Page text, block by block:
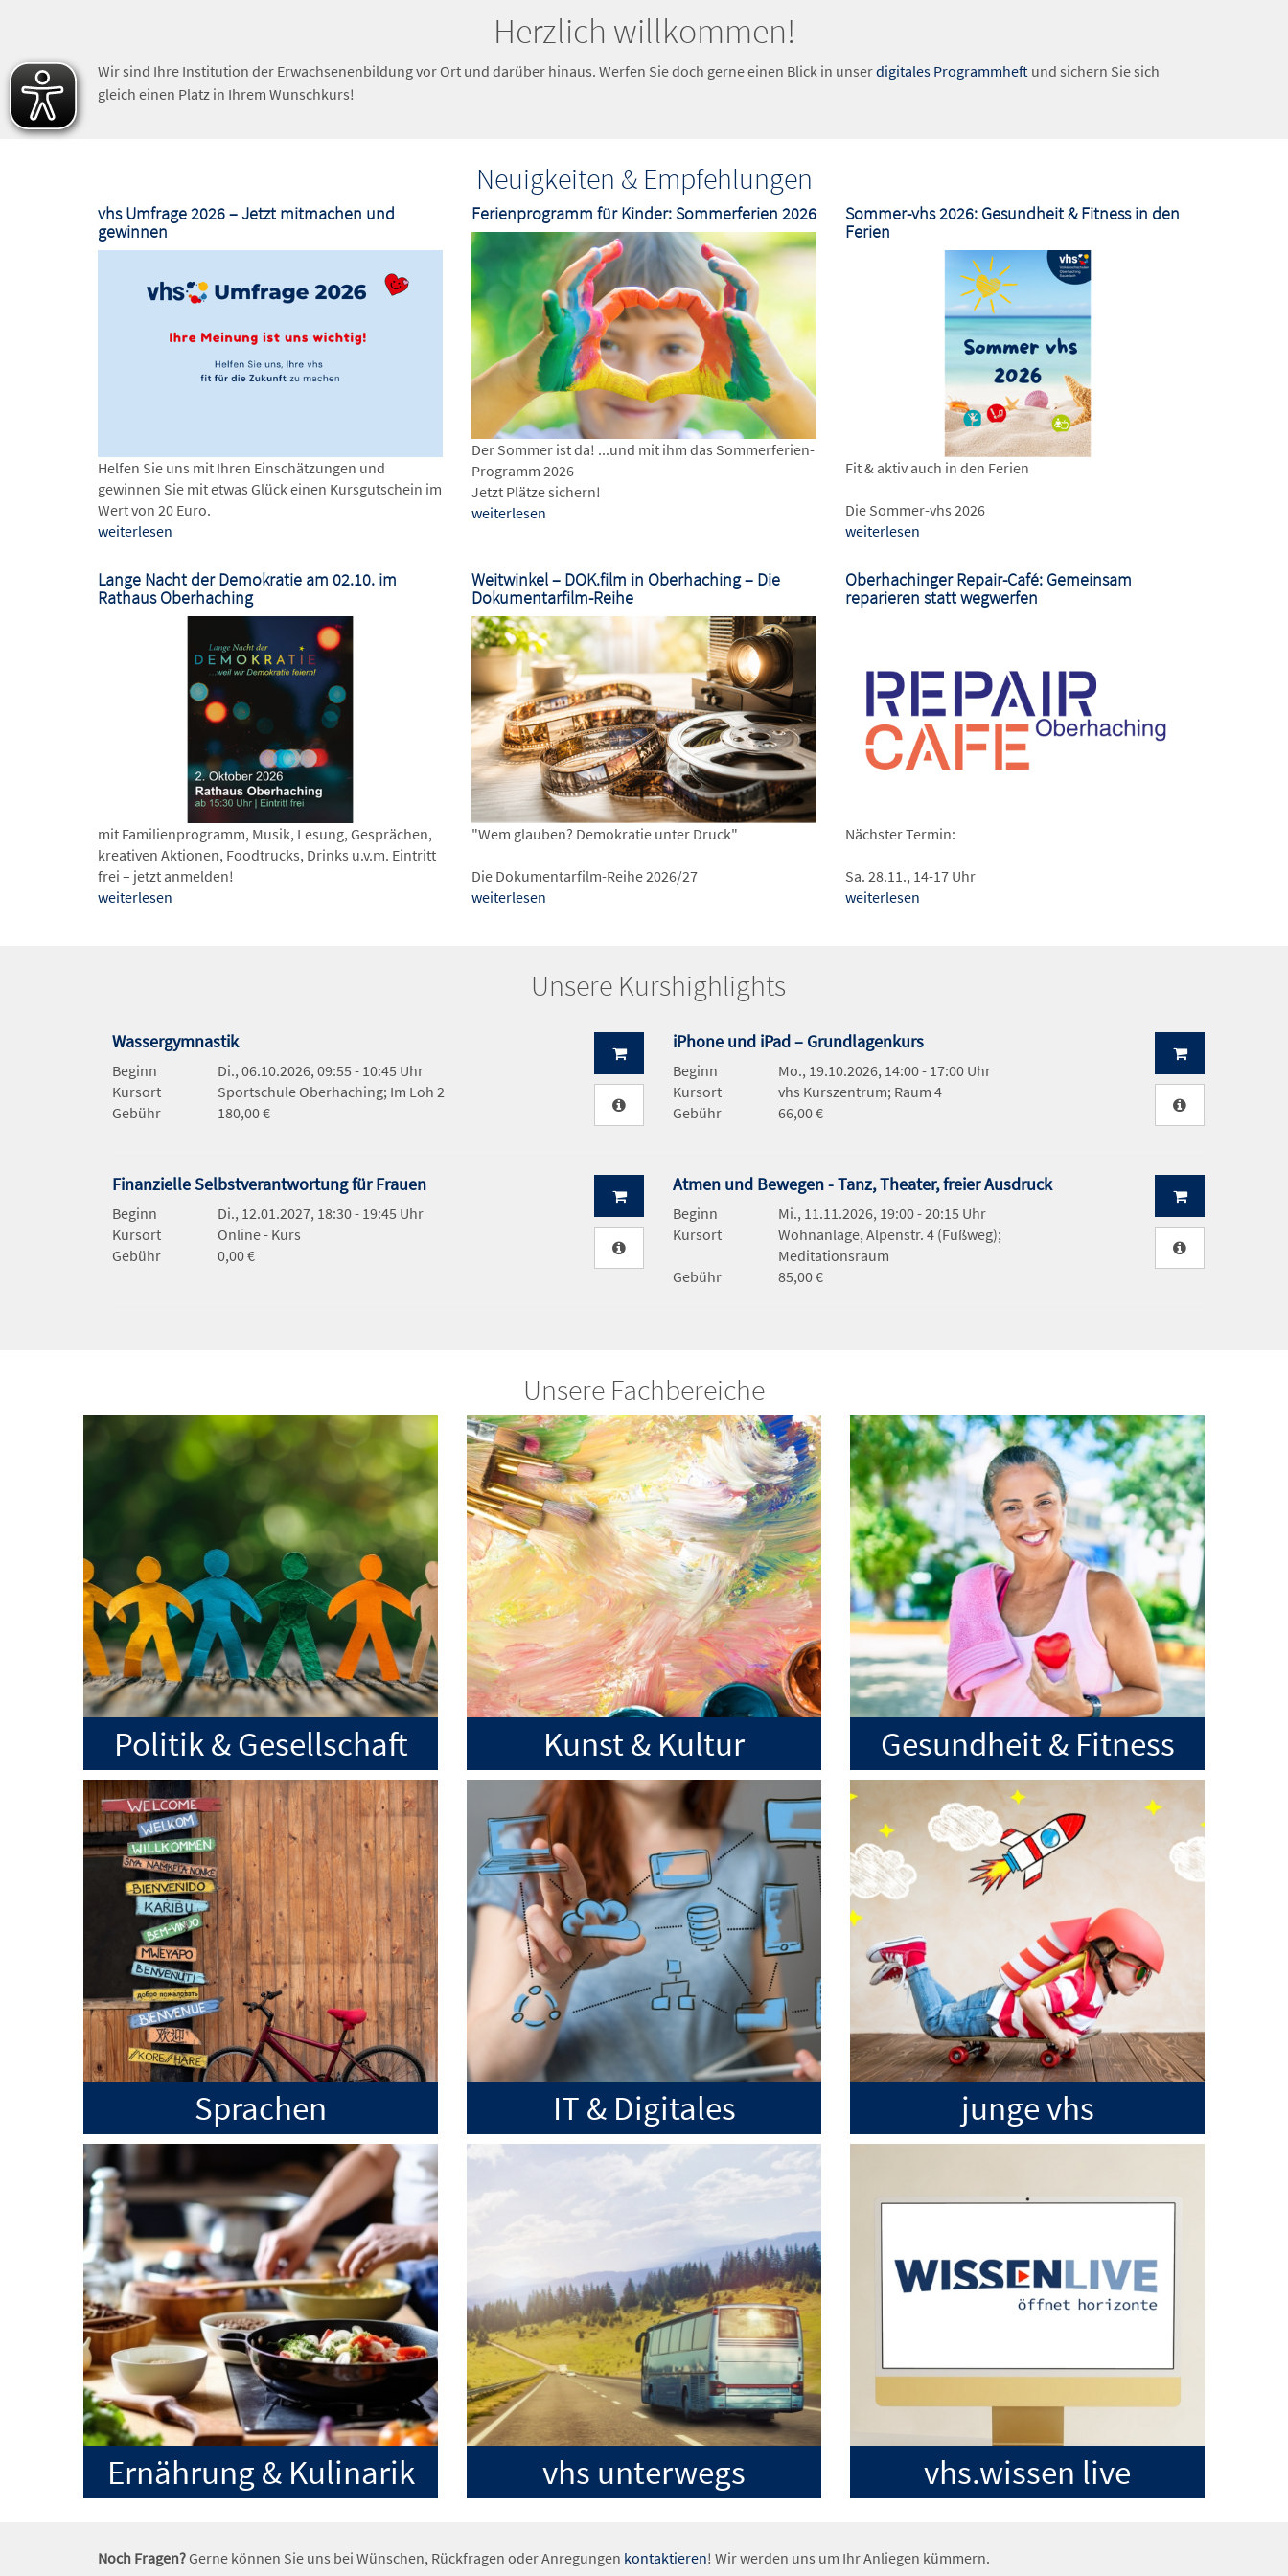
Herzlich willkommen!
Wir sind Ihre Institution der Erwachsenenbildung vor Ort und darüber hinaus. Werfen Sie doch gerne einen Blick in unserdigitales Programmheft und sichern Sie sich
gleich einen Platz in Ihrem Wunschkurs!
Neuigkeiten & Empfehlungen
vhs Umfrage 2026 – Jetzt mitmachen und
gewinnen
Helfen Sie uns mit Ihren Einschätzungen und
gewinnen Sie mit etwas Glück einen Kursgutschein im
Wert von 20 Euro.
weiterlesen
Ferienprogramm für Kinder: Sommerferien 2026
Der Sommer ist da! ...und mit ihm das Sommerferien-
Programm 2026
Jetzt Plätze sichern!
weiterlesen
Sommer-vhs 2026: Gesundheit & Fitness in den
Ferien
Fit & aktiv auch in den Ferien
Die Sommer-vhs 2026
weiterlesen
Lange Nacht der Demokratie am 02.10. im
Rathaus Oberhaching
mit Familienprogramm, Musik, Lesung, Gesprächen,
kreativen Aktionen, Foodtrucks, Drinks u.v.m. Eintritt
frei – jetzt anmelden!
weiterlesen
Weitwinkel – DOK.film in Oberhaching – Die
Dokumentarfilm-Reihe
"Wem glauben? Demokratie unter Druck"
Die Dokumentarfilm-Reihe 2026/27
weiterlesen
Oberhachinger Repair-Café: Gemeinsam
reparieren statt wegwerfen
Nächster Termin:
Sa. 28.11., 14-17 Uhr
weiterlesen
Unsere Kurshighlights
Wassergymnastik
Beginn
Di., 06.10.2026, 09:55 - 10:45 Uhr
Kursort
Sportschule Oberhaching; Im Loh 2
Gebühr
180,00 €
iPhone und iPad – Grundlagenkurs
Beginn
Mo., 19.10.2026, 14:00 - 17:00 Uhr
Kursort
vhs Kurszentrum; Raum 4
Gebühr
66,00 €
Finanzielle Selbstverantwortung für Frauen
Beginn
Di., 12.01.2027, 18:30 - 19:45 Uhr
Kursort
Online - Kurs
Gebühr
0,00 €
Atmen und Bewegen - Tanz, Theater, freier Ausdruck
Beginn
Mi., 11.11.2026, 19:00 - 20:15 Uhr
Kursort
Wohnanlage, Alpenstr. 4 (Fußweg);
Meditationsraum
Gebühr
85,00 €
Unsere Fachbereiche
Politik & Gesellschaft Kunst & Kultur Gesundheit & Fitness
Sprachen IT & Digitales junge vhs
Ernährung & Kulinarik vhs unterwegs vhs.wissen live
Noch Fragen? Gerne können Sie uns bei Wünschen, Rückfragen oder Anregungen kontaktieren! Wir werden uns um Ihr Anliegen kümmern.